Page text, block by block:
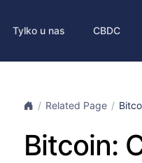
Tylko u nas CBDC
Related Page
Bitcoin: